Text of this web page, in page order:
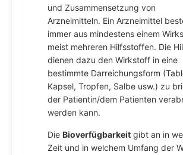
und Zusammensetzung von
Arzneimitteln. Ein Arzneimittel
immer aus mindestens einem
meist mehreren Hilfsstoffen. Die
dienen dazu den Wirkstoff in eine
bestimmte Darreichungsform
Kapsel, Tropfen, Salbe usw.) zu
der Patientin/dem Patienten
werden kann.
Die Bioverfügbarkeit gibt an in
Zeit und in welchem Umfang der